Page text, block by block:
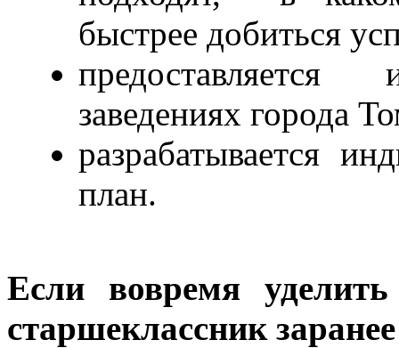
быстрее добиться
заведениях города
разрабатывается
план.
Если вовремя
старшеклассник